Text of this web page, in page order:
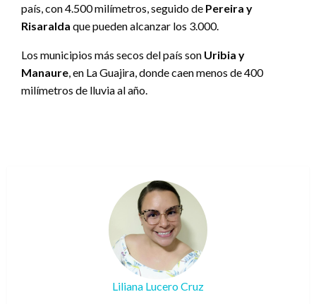
país, con 4.500 milímetros, seguido de Pereira y
Risaralda que pueden alcanzar los 3.000.
Los municipios más secos del país son Uribia y
Manaure, en La Guajira, donde caen menos de 400
milímetros de lluvia al año.
Liliana Lucero Cruz